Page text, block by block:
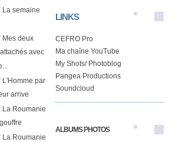
La semaine
Mes deux
avec
L'Homme par
arrive
La Roumanie
La Roumanie
LINKS
CEFRO Pro
Ma chaîne YouTube
My Shots/ Photoblog
Pangea Productions
Soundcloud
ALBUMS PHOTOS